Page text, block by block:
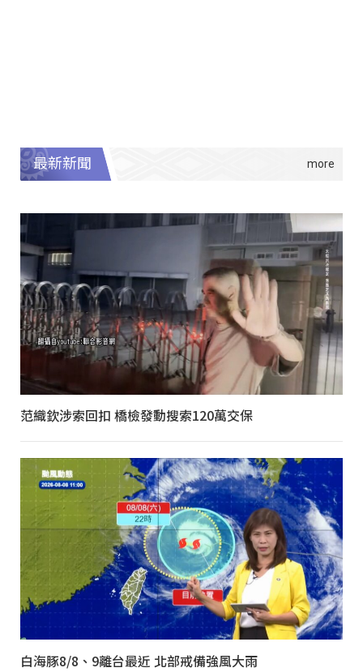
最新新聞
范織欽涉索回扣 橋檢發動搜索120萬交保
白海豚8/8、9離台最近 北部戒備強風大雨